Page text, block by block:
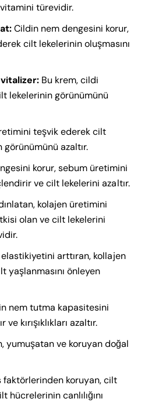
türevidir.
Cildin nem dengesini korur,
cilt lekelerinin oluşmasını
Bu krem, cildi
lekelerinin görünümünü
teşvik ederek cilt
azaltır.
korur, sebum üretimini
ve cilt lekelerini azaltır.
kolajen üretimini
olan ve cilt lekelerini
arttıran, kollajen
yaşlanmasını önleyen
nem tutma kapasitesini
kırışıklıkları azaltır.
yumuşatan ve koruyan doğal
koruyan, cilt
canlılığını